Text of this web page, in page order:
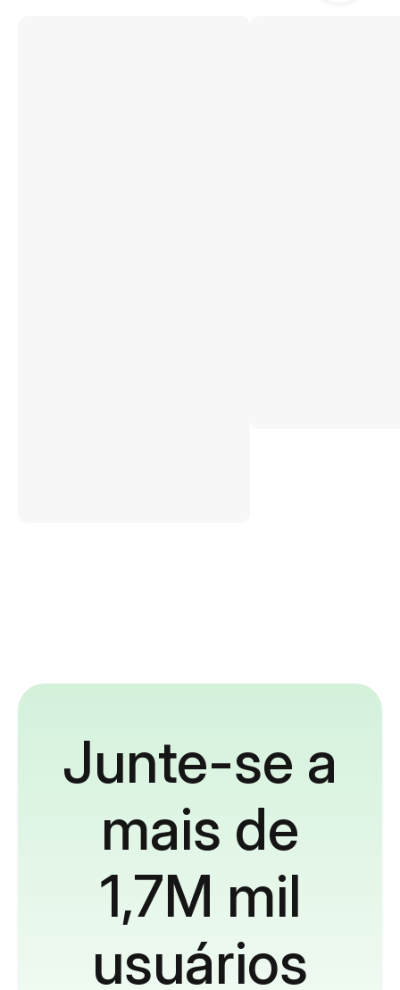
Junte-se a
mais de
1,7M mil
usuários